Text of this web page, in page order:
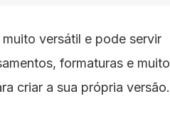
versátil e pode servir
formaturas e muito
criar a sua própria versão.